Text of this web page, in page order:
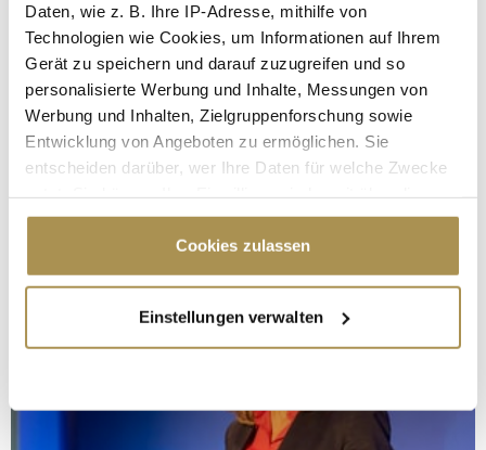
Daten, wie z. B. Ihre IP-Adresse, mithilfe von
Technologien wie Cookies, um Informationen auf Ihrem
Gerät zu speichern und darauf zuzugreifen und so
personalisierte Werbung und Inhalte, Messungen von
Werbung und Inhalten, Zielgruppenforschung sowie
Entwicklung von Angeboten zu ermöglichen. Sie
entscheiden darüber, wer Ihre Daten für welche Zwecke
Cookie-Erklärung oder durch Klicken auf das Privacy
Trigger Symbol ändern oder widerrufen
Informationen über Ihre geografische Lage
erfassen, welche bis auf einige Meter genau sein
bestimmten Merkmalen (Fingerprinting) identifizieren
Cookies zulassen
Einstellungen verwalten